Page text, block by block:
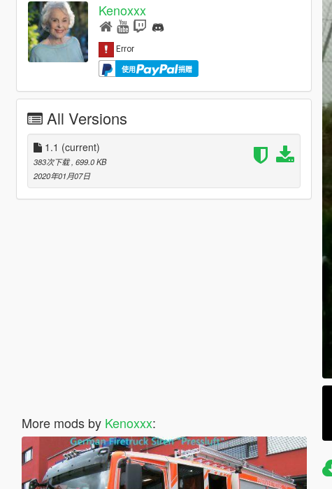
Kenoxxx
使用 捐赠
All Versions
1.1 (current)
383次下载 , 699.0 KB
2020年01月07日
More mods by Kenoxxx: